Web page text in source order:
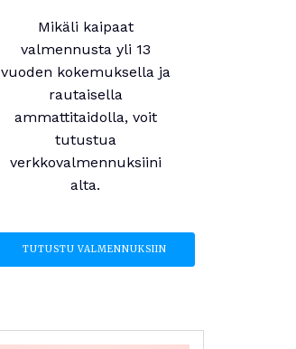
Mikäli kaipaat
valmennusta yli 13
vuoden kokemuksella ja
rautaisella
ammattitaidolla, voit
tutustua
verkkovalmennuksiini
alta.
TUTUSTU VALMENNUKSIIN